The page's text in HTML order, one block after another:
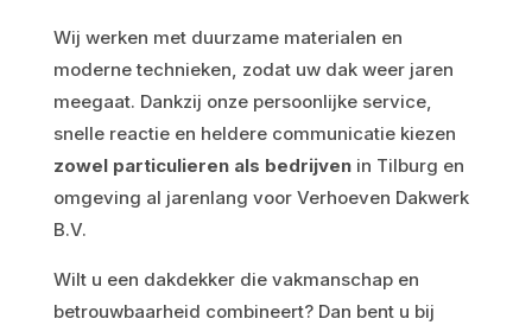
Wij werken met duurzame materialen en
moderne technieken, zodat uw dak weer jaren
meegaat. Dankzij onze persoonlijke service,
snelle reactie en heldere communicatie kiezen
zowel particulieren als bedrijvenin Tilburg en
omgeving al jarenlang voor Verhoeven Dakwerk
B.V.
Wilt u een dakdekker die vakmanschap en
betrouwbaarheid combineert? Dan bent u bij